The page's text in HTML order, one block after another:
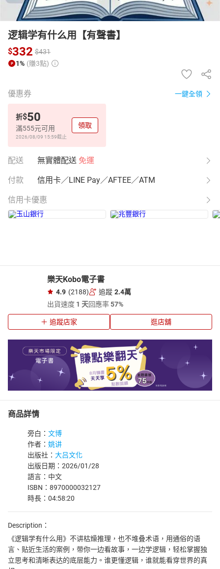
逻辑学有什么用【有聲書】
$332 $431
1% (賺3點)
優惠券 一鍵全領
折$50
滿555元可用
2026/08/09 15:59截止
領取
配送 無實體配送 免運
付款 信用卡／LINE Pay／AFTEE／ATM
信用卡優惠
樂天Kobo電子書
4.9 (2188) 追蹤 2.4萬
出貨速度 1 天回應率57%
追蹤店家 逛店舖
商品詳情
旁白： 文博
作者： 姚讲
出版社： 大吕文化
出版日期：2026/01/28
語言：中文
ISBN：8970000032127
時長：04:58:20
Description：
《逻辑学有什么用》不讲枯燥推理，也不堆叠术语，用通俗的语
言、贴近生活的案例，带你一边看故事，一边学逻辑，轻松掌握独
立思考和清晰表达的底层能力。谁更懂逻辑，谁就能看穿世界的真